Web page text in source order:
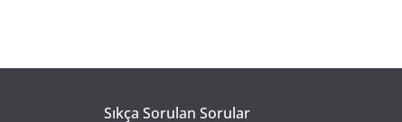
Sıkça Sorulan Sorular